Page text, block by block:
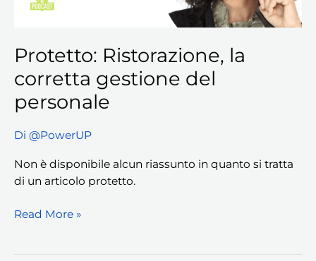
Protetto: Ristorazione, la
corretta gestione del
personale
Di @PowerUP
Non è disponibile alcun riassunto in quanto si tratta
di un articolo protetto.
Read More »